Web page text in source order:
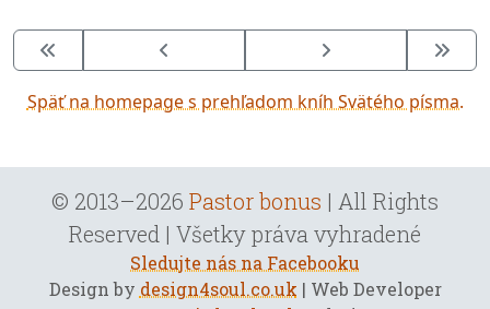
Späť na homepage s prehľadom kníh Svätého písma.
© 2013–2026 Pastor bonus | All Rights
Reserved | Všetky práva vyhradené
Sledujte nás na Facebooku
Design by design4soul.co.uk | Web Developer